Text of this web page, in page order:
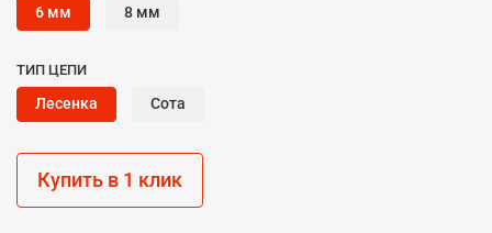
Купить в 1 клик
6 мм 8 мм
ТИП ЦЕПИ
Лесенка Сота